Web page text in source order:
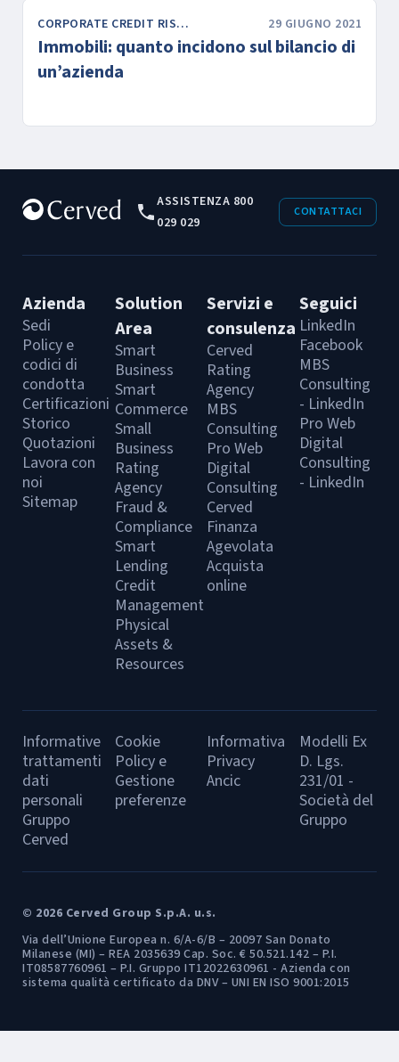
CORPORATE CREDIT RISK & FINANCE 29 GIUGNO 2021
Immobili: quanto incidono sul bilancio di
un’azienda
ASSISTENZA 800
029 029
CONTATTACI
Azienda
Sedi
Policy e
codici di
condotta
Certificazioni
Storico
Quotazioni
Lavora con
noi
Sitemap
Solution
Area
Smart
Business
Smart
Commerce
Small
Business
Rating
Agency
Fraud &
Compliance
Smart
Lending
Credit
Management
Physical
Assets &
Resources
Servizi e
consulenza
Cerved
Rating
Agency
MBS
Consulting
Pro Web
Digital
Consulting
Cerved
Finanza
Agevolata
Acquista
online
Seguici
LinkedIn
Facebook
MBS
Consulting
- LinkedIn
Pro Web
Digital
Consulting
- LinkedIn
Informative
trattamenti
dati
personali
Gruppo
Cerved
Cookie
Policy e
Gestione
preferenze
Informativa
Privacy
Ancic
Modelli Ex
D. Lgs.
231/01 -
Società del
Gruppo
© 2026 Cerved Group S.p.A. u.s.
Via dell’Unione Europea n. 6/A-6/B – 20097 San Donato
Milanese (MI) – REA 2035639 Cap. Soc. € 50.521.142 – P.I.
IT08587760961 – P.I. Gruppo IT12022630961 - Azienda con
sistema qualità certificato da DNV – UNI EN ISO 9001:2015